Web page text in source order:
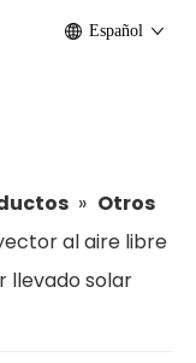
Español
» Otros
al aire libre
llevado solar